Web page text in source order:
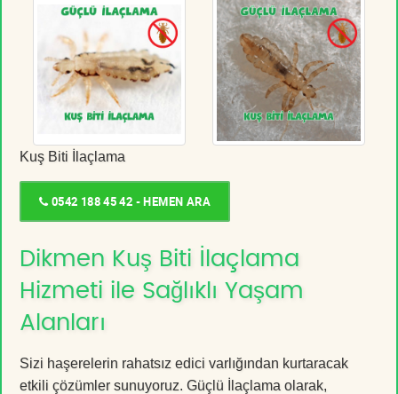
Kuş Biti İlaçlama
0542 188 45 42 - HEMEN ARA
Dikmen Kuş Biti İlaçlama
Hizmeti ile Sağlıklı Yaşam
Alanları
Sizi haşerelerin rahatsız edici varlığından kurtaracak
etkili çözümler sunuyoruz. Güçlü İlaçlama olarak,